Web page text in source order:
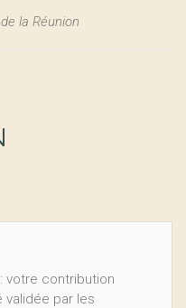
la Réunion
votre contribution
validée par les